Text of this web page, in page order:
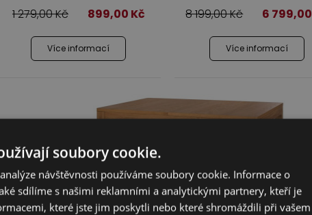
1 279,00Kč 899,00 Kč
Více informací
8 199,00Kč 6 799,00
Více informací
soubory cookie.
návštěvnosti používáme soubory cookie. Informace o
sdílíme s našimi reklamními a analytickými partnery, kteří je
které jste jim poskytli nebo které shromáždili při vašem